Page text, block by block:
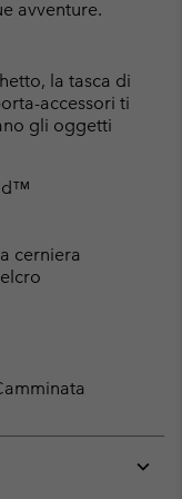
avventure.
la tasca di
accessori ti
gli oggetti
cerniera